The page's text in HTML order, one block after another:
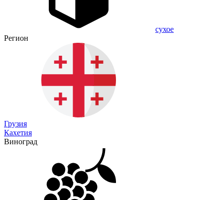
сухое
Регион
Грузия
Кахетия
Виноград